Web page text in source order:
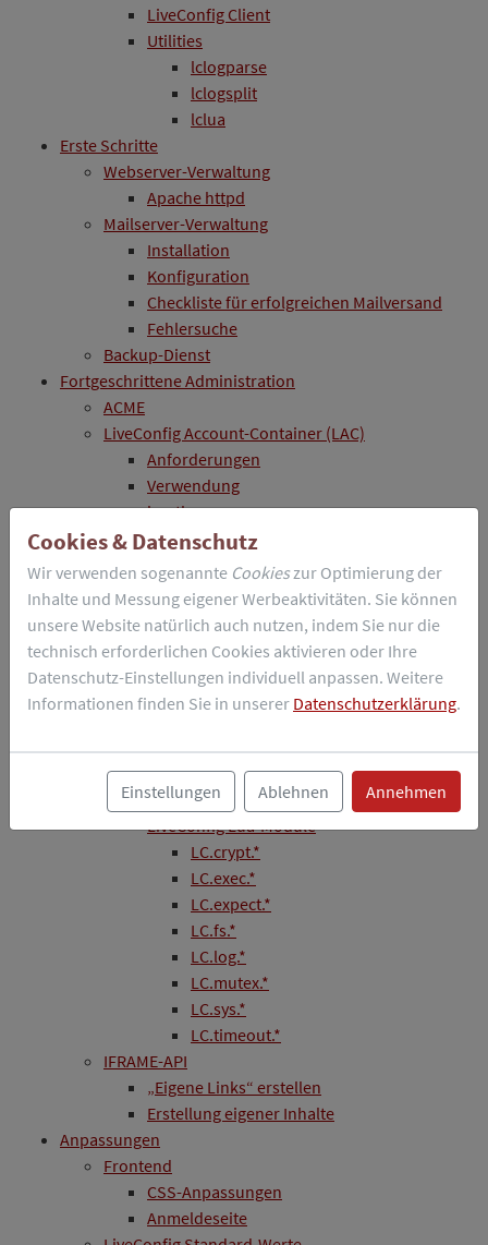
LiveConfig Client
Utilities
lclogparse
lclogsplit
lclua
Erste Schritte
Webserver-Verwaltung
Apache httpd
Mailserver-Verwaltung
Installation
Konfiguration
Checkliste für erfolgreichen Mailversand
Fehlersuche
Backup-Dienst
Fortgeschrittene Administration
ACME
LiveConfig Account-Container (LAC)
Anforderungen
Verwendung
lacctl
API
REST-API
Voraussetzungen
Authentisierung
Beispiel
API-Methoden
Lua-API
custom.lua
Testen eigener Programme
Beispiel-Code
LiveConfig Lua-Module
LC.crypt.*
LC.exec.*
LC.expect.*
LC.fs.*
LC.log.*
LC.mutex.*
LC.sys.*
LC.timeout.*
IFRAME-API
„Eigene Links“ erstellen
Erstellung eigener Inhalte
Anpassungen
Frontend
CSS-Anpassungen
Anmeldeseite
Cookies & Datenschutz
Wir verwenden sogenannte Cookieszur Optimierung der
Inhalte und Messung eigener Werbeaktivitäten. Sie können
unsere Website natürlich auch nutzen, indem Sie nur die
technisch erforderlichen Cookies aktivieren oder Ihre
Datenschutz-Einstellungen individuell anpassen. Weitere
Informationen finden Sie in unserer Datenschutzerklärung.
Einstellungen Ablehnen Annehmen